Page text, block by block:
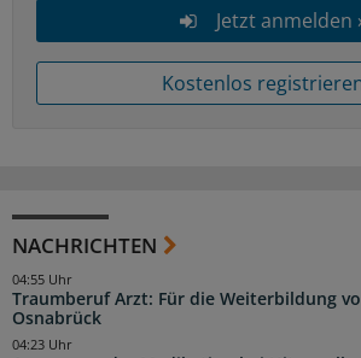
Jetzt anmelden
Kostenlos
NACHRICHTEN
Traumberuf Arzt: Für die Weiterbildung
Osnabrück
04:55 Uhr
04:23 Uhr